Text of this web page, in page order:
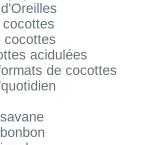
cocottes
acidulées
de cocottes